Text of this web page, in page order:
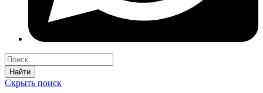
Найти
Скрыть поиск